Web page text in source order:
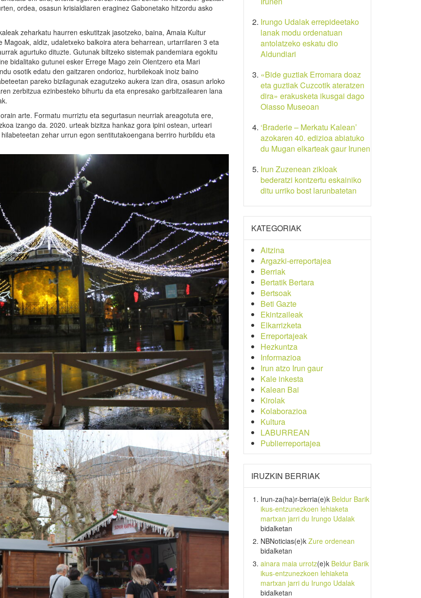
ordea, osasun krisialdiaren eraginez Gabonetako hitzordu asko
zeharkatu haurren eskutitzak jasotzeko, baina, Amaia Kultur
aldiz, udaletxeko balkoira atera beharrean, urtarrilaren 3 eta
agurtuko dituzte. Gutunak biltzeko sistemak pandemiara egokitu
bidalitako gutunei esker Errege Mago zein Olentzero eta Mari
osotik edatu den gaitzaren ondorioz, hurbilekoak inoiz baino
pareko bizilagunak ezagutzeko aukera izan dira, osasun arloko
zerbitzua ezinbesteko bihurtu da eta enpresako garbitzailearen lana
arte. Formatu murriztu eta segurtasun neurriak areagotuta ere,
izango da. 2020. urteak bizitza hankaz gora ipini ostean, urteari
zehar urrun egon sentitutakoengana berriro hurbildu eta
Irungo Udalak errepideetako
lanak modu ordenatuan
antolatzeko eskatu dio
Aldundiari
«Bide guztiak Erromara doaz
eta guztiak Cuzcotik ateratzen
dira» erakusketa ikusgai dago
Oiasso Museoan
‘Braderie – Merkatu Kalean’
azokaren 40. edizioa abiatuko
du Mugan elkarteak gaur Irunen
Irun Zuzenean zikloak
bederatzi kontzertu eskainiko
ditu urriko bost larunbatetan
KATEGORIAK
Aitzina
Argazki-erreportajea
Berriak
Bertatik Bertara
Bertsoak
Beti Gazte
Ekintzaileak
Elkarrizketa
Erreportajeak
Hezkuntza
Informazioa
Irun atzo Irun gaur
Kale inkesta
Kalean Bai
Kirolak
Kolaborazioa
Kultura
LABURREAN
Publierreportajea
IRUZKIN BERRIAK
Irun-za(ha)r-berria(e)k Beldur Barik
ikus-entzunezkoen lehiaketa
martxan jarri du Irungo Udalak
bidalketan
NBNoticias(e)k Zure ordenean
bidalketan
ainara maia urrotz(e)k Beldur Barik
ikus-entzunezkoen lehiaketa
martxan jarri du Irungo Udalak
bidalketan